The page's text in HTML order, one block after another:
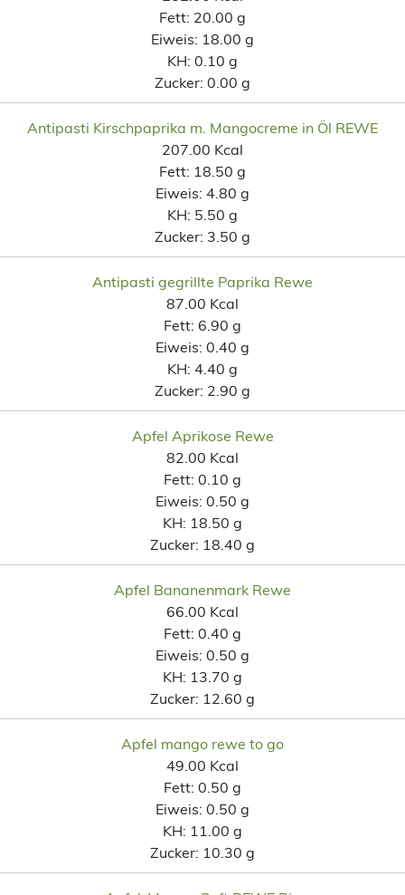
Fett: 20.00 g
Eiweis: 18.00 g
KH: 0.10 g
Zucker: 0.00 g
Antipasti Kirschpaprika m. Mangocreme in Öl REWE
207.00 Kcal
Fett: 18.50 g
Eiweis: 4.80 g
KH: 5.50 g
Zucker: 3.50 g
Antipasti gegrillte Paprika Rewe
87.00 Kcal
Fett: 6.90 g
Eiweis: 0.40 g
KH: 4.40 g
Zucker: 2.90 g
Apfel Aprikose Rewe
82.00 Kcal
Fett: 0.10 g
Eiweis: 0.50 g
KH: 18.50 g
Zucker: 18.40 g
Apfel Bananenmark Rewe
66.00 Kcal
Fett: 0.40 g
Eiweis: 0.50 g
KH: 13.70 g
Zucker: 12.60 g
Apfel mango rewe to go
49.00 Kcal
Fett: 0.50 g
Eiweis: 0.50 g
KH: 11.00 g
Zucker: 10.30 g